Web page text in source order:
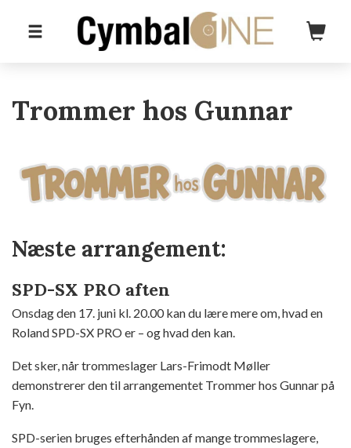
Trommer hos Gunnar
Næste arrangement:
SPD-SX PRO aften
Onsdag den 17. juni kl. 20.00 kan du lære mere om, hvad en
Roland SPD-SX PRO er – og hvad den kan.
Det sker, når trommeslager Lars-Frimodt Møller
demonstrerer den til arrangementet Trommer hos Gunnar på
Fyn.
SPD-serien bruges efterhånden af mange trommeslagere,